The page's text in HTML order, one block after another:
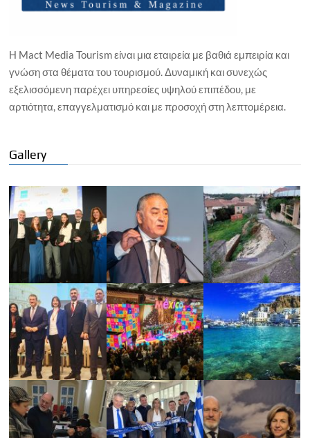
Η Mact Media Tourism είναι μια εταιρεία με βαθιά εμπειρία και
γνώση στα θέματα του τουρισμού. Δυναμική και συνεχώς
εξελισσόμενη παρέχει υπηρεσίες υψηλού επιπέδου, με
αρτιότητα, επαγγελματισμό και με προσοχή στη λεπτομέρεια.
Gallery